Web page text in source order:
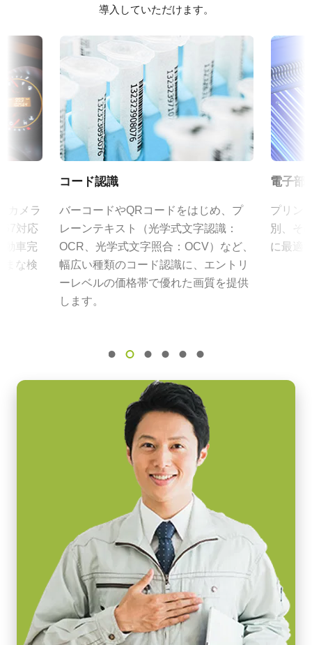
可視光 + 近赤外 (NIR)
規格
5 MP
規格 横x縦
2448 x 2048 px
フレームレート/ラインレート
あり
インターフェース
USB3 Vision (PoUSB)
センサ
外形寸法 高さx幅x奥行
29 x 29 x 41.5 mm
映像信号出力
eBUS SDK for JAI (64 bit)
証明書類
RoHS Declaration - GOX-5103M-USB
CE Certificate - GOX-5103M-USB
Brochure - Go-X Series
Frame Rate Calculator - GOX-5103-USB
eBUS Player ユーザーガイド
75mm までの固定焦点レンズを取り揃えています。
えており、工場環境における信頼性の高い運用を可能にします。
特定のカメラモデルに対応するレンズについては、レンズカタロ
をダウンロードしてご覧ください。
JAIカメラ専用 ACアダプタ VA-
055シリーズ
*出力コネクタの形状によって型番が変わります。
ご注文の際にはBもしくはFをご指定ください。
定格出力電圧：DC+12V
入力電源電圧：AC100V-240V (1次側ケーブルは100V専用)
外形寸法：43(W) ｘ 30(H) ｘ 112（D)mm （突起部除く）
質量：285g/277g ケーブル長：2.0m
出力コネクタB / F（型番）
MP-43 三脚マウント
三脚マウント プレート MP-43はGoシリーズに対応しています。
固定用 M3スクリューネジ付属
Download 2D CAD drawing.
USB-3 Visionケーブル
導入していただけます。
カメラ
対応
動車完
まな検
コード認識
バーコードやQRコードをはじめ、プ
レーンテキスト（光学式文字認識：
OCR、光学式文字照合：OCV）など、
幅広い種類のコード認識に、エントリ
ーレベルの価格帯で優れた画質を提供
します。
電子部
プリン
別、そ
に最適